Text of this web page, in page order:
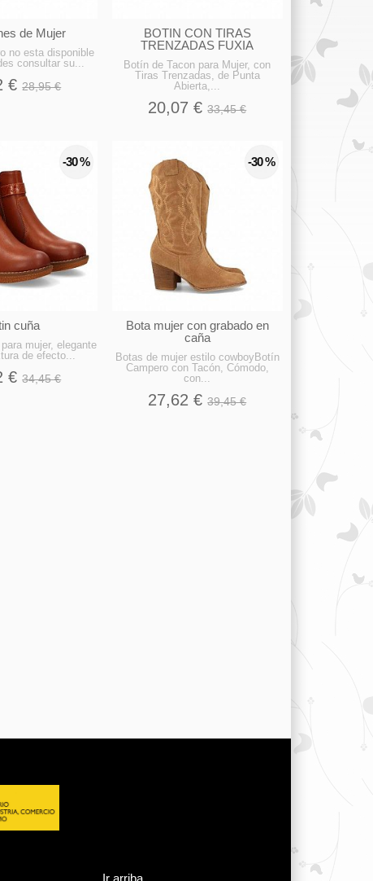
de Mujer
no esta disponible
consultar su...
€28,95 €
BOTIN CON TIRAS
TRENZADAS FUXIA
Botín de Tacon para Mujer, con
Tiras Trenzadas, de Punta
Abierta,...
20,07 €33,45 €
-30 %
cuña
mujer, elegante
de efecto...
€34,45 €
-30 %
Bota mujer con grabado en
caña
Botas de mujer estilo cowboyBotín
Campero con Tacón, Cómodo,
con...
27,62 €39,45 €
Ir arriba